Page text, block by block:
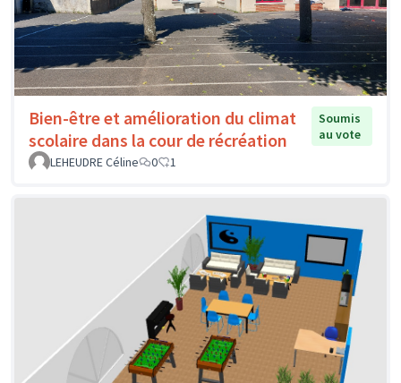
Bien-être et amélioration du climat
scolaire dans la cour de récréation
Soumis
au vote
LEHEUDRE Céline
0 1